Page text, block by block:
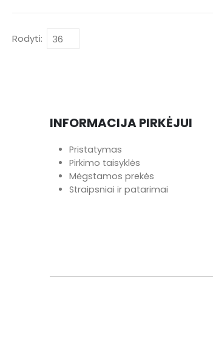
Rodyti:
INFORMACIJA PIRKĖJUI
Pristatymas
Pirkimo taisyklės
Mėgstamos prekės
Straipsniai ir patarimai